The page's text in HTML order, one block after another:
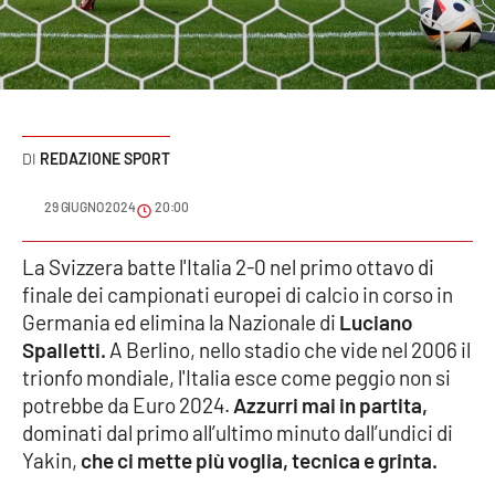
Sanità
Sport
Meteo
Editoriali
VIDEO
Ambiente
REDAZIONE SPORT
29 GIUGNO 2024 20:00
La Svizzera batte l'Italia 2-0 nel primo ottavo di
finale dei campionati europei di calcio in corso in
Germania ed elimina la Nazionale di Luciano
Spalletti. A Berlino, nello stadio che vide nel 2006 il
trionfo mondiale, l'Italia esce come peggio non si
potrebbe da Euro 2024. Azzurri mai in partita,
dominati dal primo all’ultimo minuto dall’undici di
Yakin, che ci mette più voglia, tecnica e grinta.